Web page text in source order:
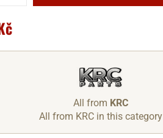
All from KRC
All from KRC in this category